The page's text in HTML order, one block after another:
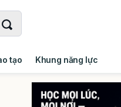
tạo Khung năng lực